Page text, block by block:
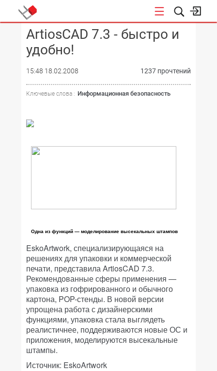
КОНФЕРЕНЦИИ
ArtiosCAD 7.3 - быстро и
удобно!
15:48 18.02.2008 1237 прочтений
Ключевые слова : Информационная безопасность
Одна из функций — моделирование высекальных штампов
EskoArtwork, специализирующаяся на
решениях для упаковки и коммерческой
печати, представила ArtiosCAD 7.3.
Рекомендованные сферы применения —
упаковка из гофрированного и обычного
картона, POP-стенды. В новой версии
упрощена работа с дизайнерскими
функциями, упаковка стала выглядеть
реалистичнее, поддерживаются новые ОС и
приложения, моделируются высекальные
штампы.
Источник: EskoArtwork